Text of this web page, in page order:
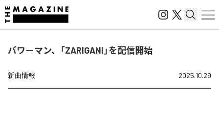
パワーマン、「ZARIGANI」を配信開始
新曲情報 2025.10.29